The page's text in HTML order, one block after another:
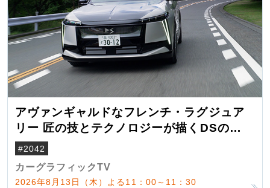
アヴァンギャルドなフレンチ・ラグジュア
リー 匠の技とテクノロジーが描くDSの世
界観
#2042
カーグラフィックTV
2026年8月13日（木）よる11：00～11：30